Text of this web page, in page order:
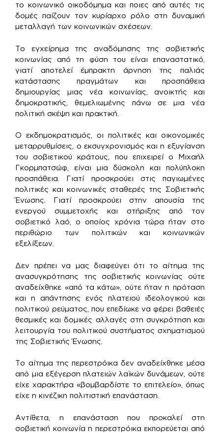
το κοινωνικό οικοδόμημα και ποιες από αυτές τις
δομές παίζουν τον κυρίαρχο ρόλο στη δυναμική
μεταλλαγή των κοινωνικών σχέσεων.
Το εγχείρημα της αναδόμησης της σοβιετικής
κοινωνίας από τη φύση του είναι επαναστατικό,
γιατί αποτελεί έμπρακτη άρνηση της παλιάς
κατάστασης πραγμάτων και προσπάθεια
δημιουργίας μιας νέα κοινωνίας, ανοικτής και
δημοκρατικής, θεμελιωμένης πάνω σε μια νέα
πολιτική σκέψη και πρακτική.
Ο εκδημοκρατισμός, οι πολιτικές και οικονομικές
μεταρρυθμίσεις, ο εκσυγχρονισμός και η εξυγίανση
του σοβιετικού κράτους, που επιχειρεί ο Μιχαήλ
Γκορμπατσώφ, είναι μια δύσκολη και πολύπλοκη
προσπάθεια. Γιατί προσκρούει στις παγιωμένες
πολιτικές και κοινωνικές σταθερές της Σοβιετικής
Ένωσης. Γιατί προσκρούει στην απουσία της
ενεργού συμμετοχής και στήριξης από τον
σοβιετικό λαό, ο οποίος χρόνια τώρα ήταν στο
περιθώριο των πολιτικών και κοινωνικών
εξελίξεων.
Δεν πρέπει να μας διαφεύγει ότι το αίτημα της
ανασυγκρότησης της σοβιετικής κοινωνίας ούτε
αναδείχθηκε «από τα κάτω», ούτε ήταν η πρόταση
και η απάντησης ενός πλατειού ιδεολογικού και
πολιτικού ρεύματος, που επεδίωκε να φέρει βαθειές
θεσμικές και δομικές αλλαγές στη συγκρότηση και
λειτουργία του πολιτικού συστήματος σχηματισμού
της Σοβιετικής Ένωσης.
Το αίτημα της περεστρόικα δεν αναδείχθηκε μέσα
από μια εξέγερση πλατειών λαϊκών δυνάμεων, ούτε
είχε χαρακτήρα «βομβαρδίστε το επιτελείο», όπως
είχε η κινέζικη πολιτιστική επανάσταση.
Αντίθετα, η επανάσταση που προκαλεί στη
σοβιετική κοινωνία η περεστρόικα εκπορεύεται από